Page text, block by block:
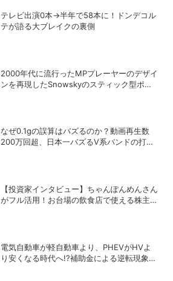
テレビ出演0本→半年で58本に！ドンデコル
テが語る大ブレイクの裏側
2000年代に流行ったMPプレーヤーのデザイ
ンを再現したSnowskyのスティック型ポー
なぜ0.1gの誤算はバズるのか？動画再生数
200万回超、日本一バズるV系バンドの打算
【投資家インタビュー】ちゃんぽんめんさん
がフル活用！お台場の飲食店で使える株主優
電気自動車が軽自動車より、PHEVがHVよ
り安くなる時代へ!?補助金による逆転現象に